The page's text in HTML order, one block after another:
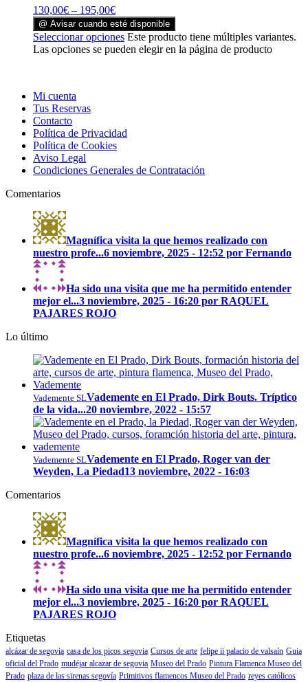
130,00€ – 195,00€
@ Avisar cuando esté disponible
Seleccionar opciones Este producto tiene múltiples variantes.
Las opciones se pueden elegir en la página de producto
Mi cuenta
Tus Reservas
Contacto
Política de Privacidad
Política de Cookies
Aviso Legal
Condiciones Generales de Contratación
Comentarios
Magnífica visita la que hemos realizado con
nuestro profe...6 noviembre, 2025 - 12:52 por Fernando
Ha sido una visita que me ha permitido entender
mejor el...3 noviembre, 2025 - 16:20 por RAQUEL
PAJARES ROJO
Lo último
Vademente SLVademente en El Prado, Dirk Bouts. Tríptico
de la vida...20 noviembre, 2022 - 15:57
Vademente SLVademente en El Prado, Roger van der
Weyden, La Piedad13 noviembre, 2022 - 16:03
Comentarios
Magnífica visita la que hemos realizado con
nuestro profe...6 noviembre, 2025 - 12:52 por Fernando
Ha sido una visita que me ha permitido entender
mejor el...3 noviembre, 2025 - 16:20 por RAQUEL
PAJARES ROJO
Etiquetas
alcázar de segovia casa de los picos segovia Cursos de arte felipe ii palacio de valsaín Guia
oficial del Prado mudéjar alcazar de segovia Museo del Prado Pintura Flamenca Museo del
Prado plaza de las sirenas segovía Primitivos flamencos Museo del Prado reyes católicos